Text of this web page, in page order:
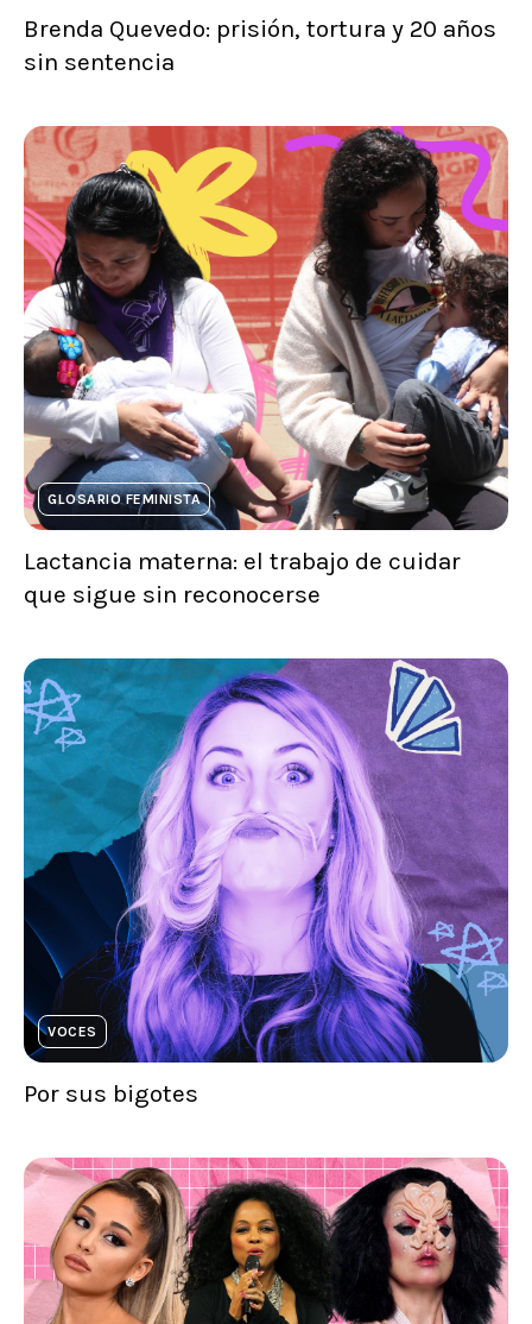
Brenda Quevedo: prisión, tortura y 20 años
sin sentencia
GLOSARIO FEMINISTA
Lactancia materna: el trabajo de cuidar
que sigue sin reconocerse
VOCES
Por sus bigotes